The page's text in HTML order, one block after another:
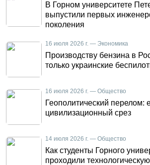
В Горном университете
выпустили первых
поколения
16 июля 2026 г. — Экономика
Производству бензина в
только украинские
16 июля 2026 г. — Общество
Геополитический перелом:
цивилизационный срез
14 июля 2026 г. — Общество
Как студенты Горного
проходили